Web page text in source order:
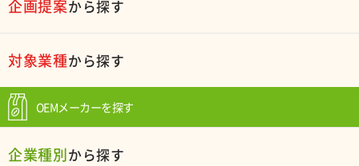
企画提案から探す
対象業種から探す
OEMメーカーを探す
企業種別から探す